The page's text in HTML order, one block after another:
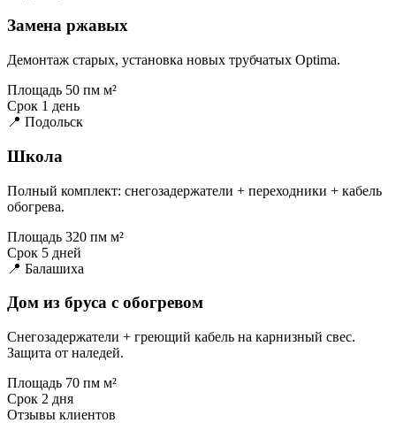
Замена ржавых
Демонтаж старых, установка новых трубчатых Optima.
Площадь 50 пм м²
Срок 1 день
📍 Подольск
Школа
Полный комплект: снегозадержатели + переходники + кабель
обогрева.
Площадь 320 пм м²
Срок 5 дней
📍 Балашиха
Дом из бруса с обогревом
Снегозадержатели + греющий кабель на карнизный свес.
Защита от наледей.
Площадь 70 пм м²
Срок 2 дня
Отзывы клиентов